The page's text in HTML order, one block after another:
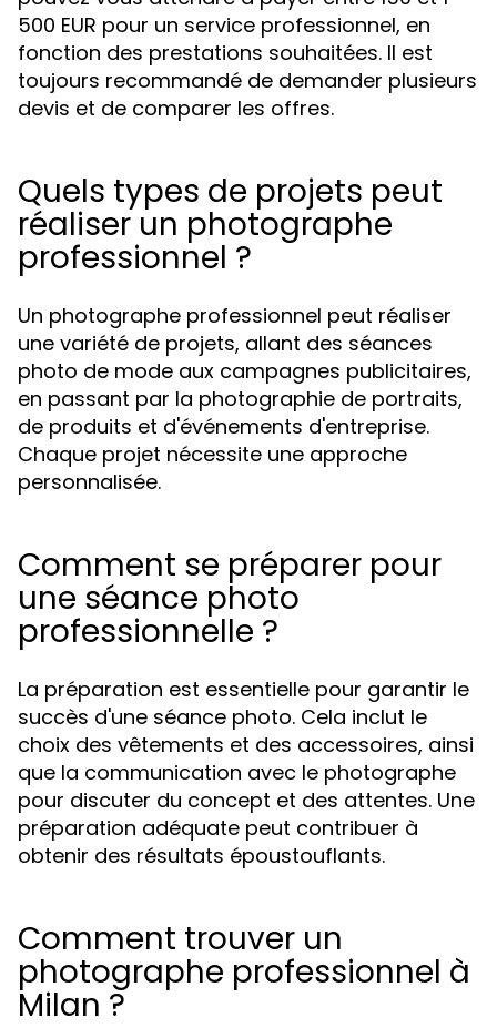
500 EUR pour un service professionnel, en
fonction des prestations souhaitées. Il est
toujours recommandé de demander plusieurs
devis et de comparer les offres.
Quels types de projets peut
réaliser un photographe
professionnel ?
Un photographe professionnel peut réaliser
une variété de projets, allant des séances
photo de mode aux campagnes publicitaires,
en passant par la photographie de portraits,
de produits et d'événements d'entreprise.
Chaque projet nécessite une approche
personnalisée.
Comment se préparer pour
une séance photo
professionnelle ?
La préparation est essentielle pour garantir le
succès d'une séance photo. Cela inclut le
choix des vêtements et des accessoires, ainsi
que la communication avec le photographe
pour discuter du concept et des attentes. Une
préparation adéquate peut contribuer à
obtenir des résultats époustouflants.
Comment trouver un
photographe professionnel à
Milan ?